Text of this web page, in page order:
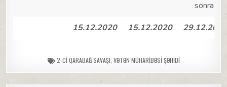
sonra)
15.12.2020
15.12.2020
2-CI QARABAĞ SAVAŞI VƏTƏN MÜHARIBƏSI ŞƏHIDI